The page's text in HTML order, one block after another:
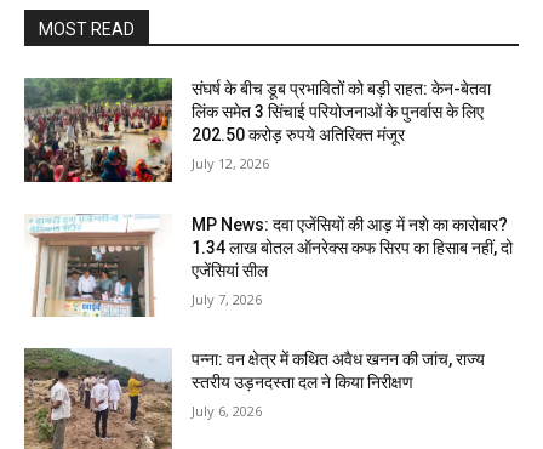
MOST READ
संघर्ष के बीच डूब प्रभावितों को बड़ी राहत: केन-बेतवा
लिंक समेत 3 सिंचाई परियोजनाओं के पुनर्वास के लिए
202.50 करोड़ रुपये अतिरिक्त मंजूर
July 12, 2026
MP News: दवा एजेंसियों की आड़ में नशे का कारोबार?
1.34 लाख बोतल ऑनरेक्स कफ सिरप का हिसाब नहीं, दो
एजेंसियां सील
July 7, 2026
पन्ना: वन क्षेत्र में कथित अवैध खनन की जांच, राज्य
स्तरीय उड़नदस्ता दल ने किया निरीक्षण
July 6, 2026